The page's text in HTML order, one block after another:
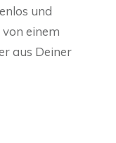
und
einem
aus Deiner